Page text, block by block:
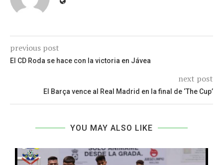
previous post
El CD Roda se hace con la victoria en Jávea
next post
El Barça vence al Real Madrid en la final de ‘The Cup’
YOU MAY ALSO LIKE